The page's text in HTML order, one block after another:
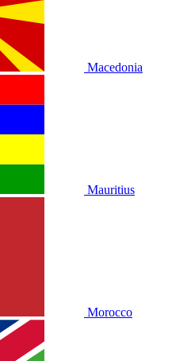
Macedonia
Mauritius
Morocco